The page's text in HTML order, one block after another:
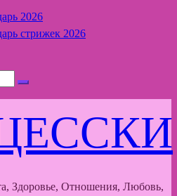
2026
стрижек 2026
Отношения, Любовь,